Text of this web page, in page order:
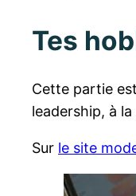
Tes
Cette partie
leadership, à
Sur le site